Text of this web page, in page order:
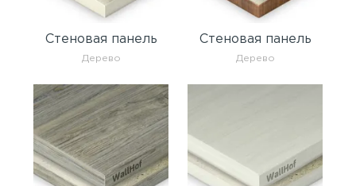
Стеновая панель
Дерево
Стеновая панель
Дерево